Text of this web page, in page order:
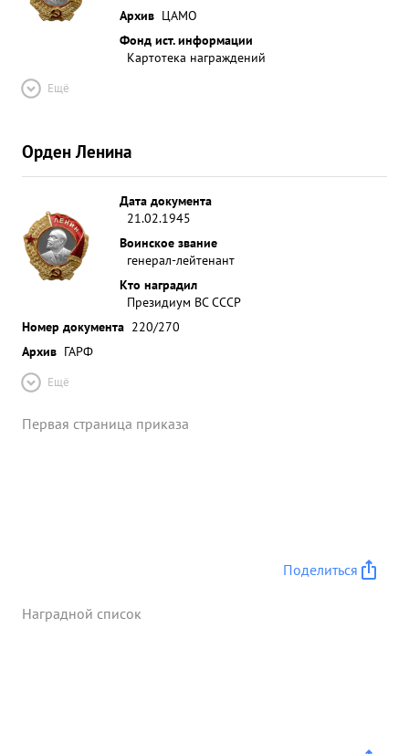
Архив ЦАМО
Фонд ист. информации
Картотека награждений
Ещё
Орден Ленина
Дата документа
21.02.1945
Воинское звание
генерал-лейтенант
Кто наградил
Президиум ВС СССР
Номер документа 220/270
Архив ГАРФ
Ещё
Первая страница приказа
Поделиться
Наградной список